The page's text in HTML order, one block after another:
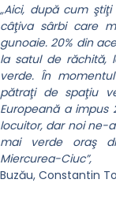
„Aici, după cum
câţiva sârbi care
gunoaie. 20% din
la satul de răchită,
verde. În
pătraţi de spaţiu
Europeană a
locuitor, dar noi ne-
mai verde oraş
Miercurea-Ciuc”, a
Buzău, Constantin